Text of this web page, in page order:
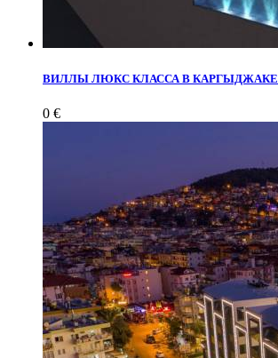
ВИЛЛЫ ЛЮКС КЛАССА В КАРГЫДЖАКЕ
0 €